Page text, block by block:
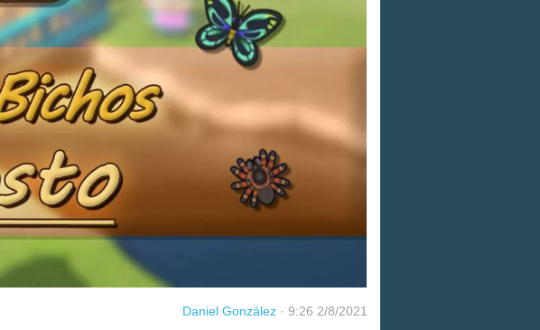
Daniel González · 9:26 2/8/2021